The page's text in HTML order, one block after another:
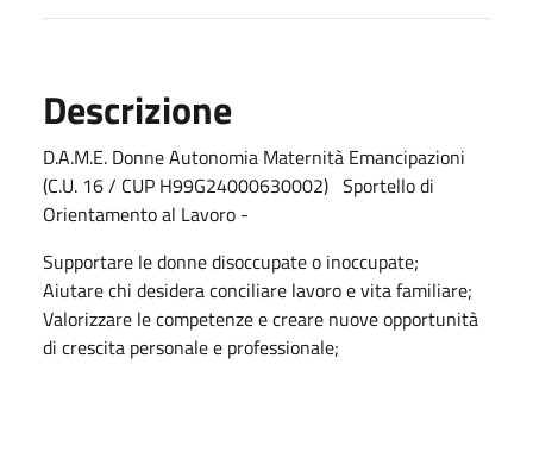
Descrizione
D.A.M.E. Donne Autonomia Maternità Emancipazioni
(C.U. 16 / CUP H99G24000630002) Sportello di
Orientamento al Lavoro -
Supportare le donne disoccupate o inoccupate;
Aiutare chi desidera conciliare lavoro e vita familiare;
Valorizzare le competenze e creare nuove opportunità
di crescita personale e professionale;